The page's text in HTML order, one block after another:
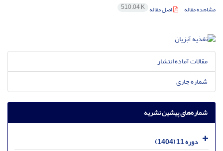
مشاهده مقاله اصل مقاله 510.04 K
مقالات آماده انتشار
شماره جاری
شماره‌های پیشین نشریه
دوره 11 (1404)